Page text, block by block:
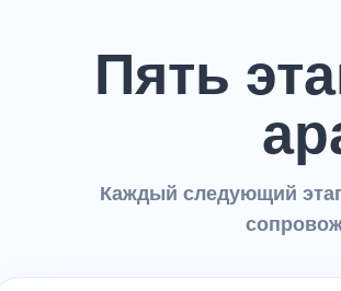
Пять
Каждый следующий